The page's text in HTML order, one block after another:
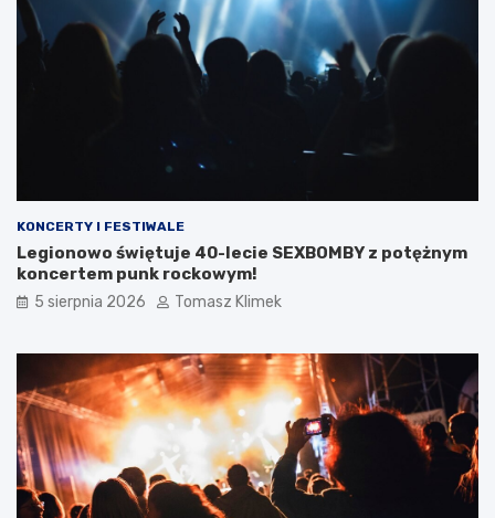
KONCERTY I FESTIWALE
Legionowo świętuje 40-lecie SEXBOMBY z potężnym
koncertem punk rockowym!
5 sierpnia 2026 Tomasz Klimek